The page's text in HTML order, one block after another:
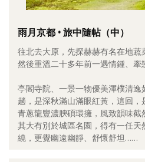
日記簿
餐桌週記
享樂隨手拍
影音區
創意出版服務
雨月京都 • 旅中隨帖（中）
往北去大原，先探赫赫有名在地蔬
然後重溫二十多年前一遇情鍾、牽
亭閣寺院、一景一物優美渾樸清
趟，是深秋滿山滿眼紅黃，這回
青蔥龍豐濃腴碩環擁，風致韻味
其大有別於城區名園，得有一任
繞，更覺幽遠幽靜、舒懷舒坦……